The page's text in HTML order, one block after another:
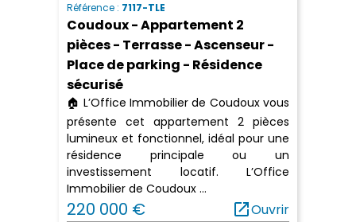
Référence : 7117-TLE
Coudoux - Appartement 2
pièces - Terrasse - Ascenseur -
Place de parking - Résidence
sécurisé
🏠 L’Office Immobilier de Coudoux vous
présente cet appartement 2 pièces
lumineux et fonctionnel, idéal pour une
résidence principale ou un
investissement locatif. L’Office
Immobilier de Coudoux ...
220 000 € open_in_newOuvrir